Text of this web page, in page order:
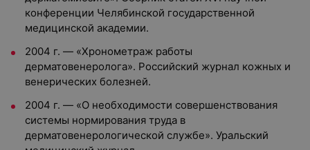
конференции Челябинской государственной
медицинской академии.
2004 г. — «Хронометраж работы
дерматовенеролога». Российский журнал кожных и
венерических болезней.
2004 г. — «О необходимости совершенствования
системы нормирования труда в
дерматовенерологической службе». Уральский